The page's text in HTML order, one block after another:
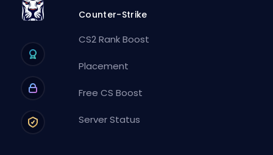
Counter-Strike
CS2 Rank Boost
Placement
Free CS Boost
Server Status